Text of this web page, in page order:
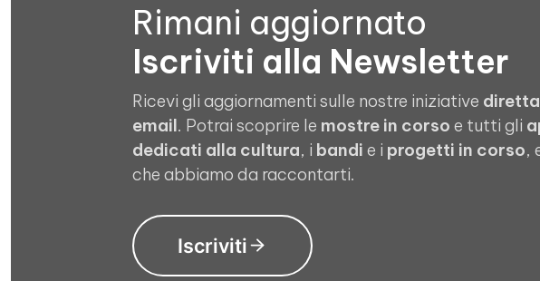
Rimani aggiornato
Iscriviti alla Newsletter
Ricevi gli aggiornamenti sulle nostre iniziative
email. Potrai scoprire le mostre in corso e tutti gli
dedicati alla cultura, i bandi e i progetti in corso,
che abbiamo da raccontarti.
Iscriviti